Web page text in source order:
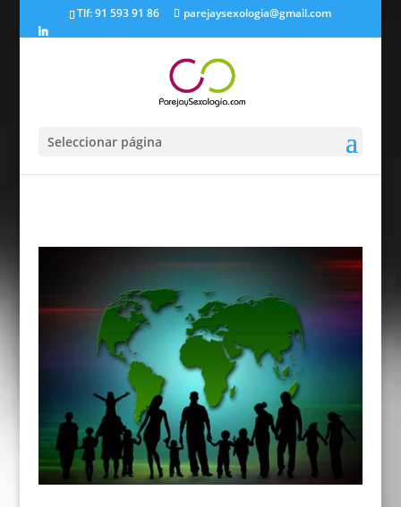
Tlf: 91 593 91 86 parejaysexologia@gmail.com
Seleccionar página